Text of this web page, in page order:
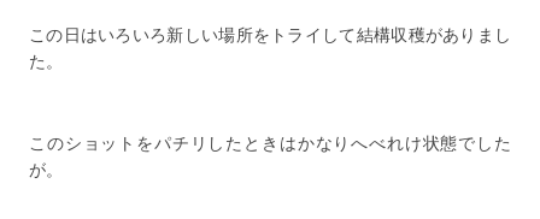
この日はいろいろ新しい場所をトライして結構収穫がありまし
た。
このショットをパチリしたときはかなりへべれけ状態でした
が。